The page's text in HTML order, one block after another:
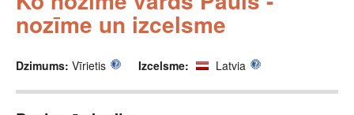
nozīme un izcelsme
Dzimums: Vīrietis Izcelsme: Latvia